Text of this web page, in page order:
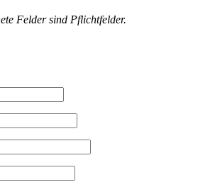
Felder sind Pflichtfelder.